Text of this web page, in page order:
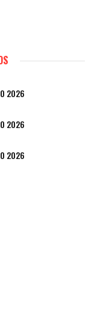
2026
2026
2026